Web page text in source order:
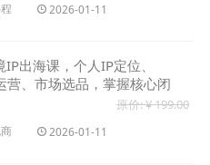
2026-01-11
IP出海课，个人IP定位、
营、市场选品，掌握核心闭
月入1万美金+
原价: ¥ 199.00
2026-01-11